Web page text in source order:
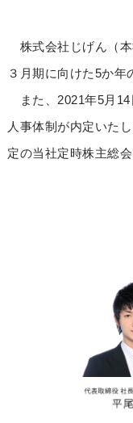
株式会社じげん（本
３月期に向けた5か年
また、2021年5月14
人事体制が内定いた
定の当社定時株主総